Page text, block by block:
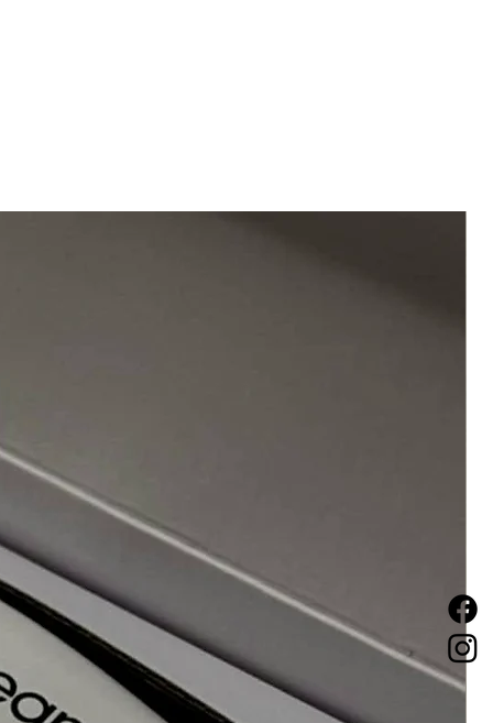
peut provoquer la
Porter des gants
même dans le cas de clients ou
à un service de coloration
bras. L’absence de réaction à
visible à plusieurs endroits, d’une
ou de vertige et/ou d'un
exemple un gonflement du visage)
et consultez rapidement un
les jours suivants surviennent des
ou autre, veuillez consulter
ne doit aucunement être utilisé près
une irritation oculaire sévère
développeur) ou le mélange
direct avec les yeux, laver
à l’eau. Advenant une telle
un spécialiste.
conseillées en respectant les